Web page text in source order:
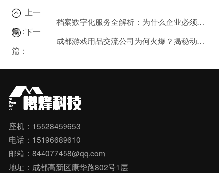
上一
篇：
档案数字化服务全解析：为什么企业必须进行档案升级？
下一
篇：
成都游戏用品交流公司为何火爆？揭秘动漫游艺用品批发的市场趋势。
座机：15528459653
电话：15196689610
邮箱：844077458@qq.com
地址：成都高新区康华路802号1层